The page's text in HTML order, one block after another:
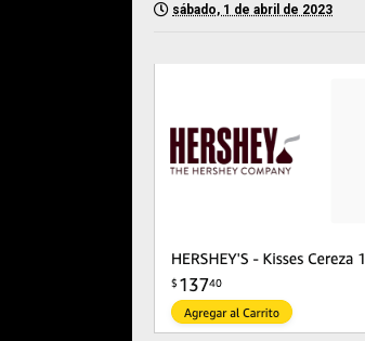
sábado, 1 de abril de 2023